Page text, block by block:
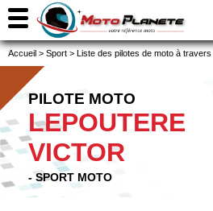
Accueil > Sport > Liste des pilotes de moto à travers
PILOTE MOTO
LEPOUTERE
VICTOR
- SPORT MOTO